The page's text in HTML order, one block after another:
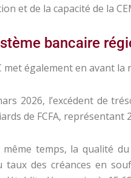
et de la capacité de la
bancaire
met également en avant
2026, l’excédent de
de FCFA,
même temps, la qualité
taux des créances en